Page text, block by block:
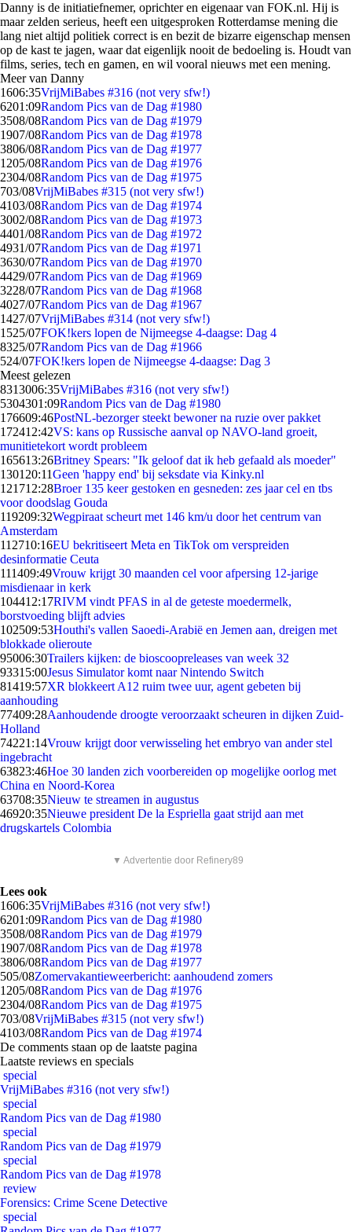
Danny is de initiatiefnemer, oprichter en eigenaar van FOK.nl. Hij is
maar zelden serieus, heeft een uitgesproken Rotterdamse mening die
lang niet altijd politiek correct is en bezit de bizarre eigenschap mensen
op de kast te jagen, waar dat eigenlijk nooit de bedoeling is. Houdt van
films, series, tech en gamen, en wil vooral nieuws met een mening.
Meer van Danny
1606:35VrijMiBabes #316 (not very sfw!)
6201:09Random Pics van de Dag #1980
3508/08Random Pics van de Dag #1979
1907/08Random Pics van de Dag #1978
3806/08Random Pics van de Dag #1977
1205/08Random Pics van de Dag #1976
2304/08Random Pics van de Dag #1975
703/08VrijMiBabes #315 (not very sfw!)
4103/08Random Pics van de Dag #1974
3002/08Random Pics van de Dag #1973
4401/08Random Pics van de Dag #1972
4931/07Random Pics van de Dag #1971
3630/07Random Pics van de Dag #1970
4429/07Random Pics van de Dag #1969
3228/07Random Pics van de Dag #1968
4027/07Random Pics van de Dag #1967
1427/07VrijMiBabes #314 (not very sfw!)
1525/07FOK!kers lopen de Nijmeegse 4-daagse: Dag 4
8325/07Random Pics van de Dag #1966
524/07FOK!kers lopen de Nijmeegse 4-daagse: Dag 3
Meest gelezen
8313006:35VrijMiBabes #316 (not very sfw!)
5304301:09Random Pics van de Dag #1980
176609:46PostNL-bezorger steekt bewoner na ruzie over pakket
172412:42VS: kans op Russische aanval op NAVO-land groeit,
munitietekort wordt probleem
165613:26Britney Spears: "Ik geloof dat ik heb gefaald als moeder"
1301 20:11Geen 'happy end' bij seksdate via Kinky.nl
121712:28Broer 135 keer gestoken en gesneden: zes jaar cel en tbs
voor doodslag Gouda
119209:32Wegpiraat scheurt met 146 km/u door het centrum van
Amsterdam
112710:16EU bekritiseert Meta en TikTok om verspreiden
desinformatie Ceuta
111409:49Vrouw krijgt 30 maanden cel voor afpersing 12-jarige
misdienaar in kerk
104412:17RIVM vindt PFAS in al de geteste moedermelk,
borstvoeding blijft advies
102509:53Houthi's vallen Saoedi-Arabië en Jemen aan, dreigen met
blokkade olieroute
95006:30Trailers kijken: de bioscoopreleases van week 32
93315:00Jesus Simulator komt naar Nintendo Switch
81419:57XR blokkeert A12 ruim twee uur, agent gebeten bij
aanhouding
77409:28Aanhoudende droogte veroorzaakt scheuren in dijken Zuid-
Holland
74221:14Vrouw krijgt door verwisseling het embryo van ander stel
ingebracht
63823:46Hoe 30 landen zich voorbereiden op mogelijke oorlog met
China en Noord-Korea
63708:35Nieuw te streamen in augustus
46920:35Nieuwe president De la Espriella gaat strijd aan met
drugskartels Colombia
▼ Advertentie door Refinery89
Lees ook
1606:35VrijMiBabes #316 (not very sfw!)
6201:09Random Pics van de Dag #1980
3508/08Random Pics van de Dag #1979
1907/08Random Pics van de Dag #1978
3806/08Random Pics van de Dag #1977
505/08Zomervakantieweerbericht: aanhoudend zomers
1205/08Random Pics van de Dag #1976
2304/08Random Pics van de Dag #1975
703/08VrijMiBabes #315 (not very sfw!)
4103/08Random Pics van de Dag #1974
De comments staan op de laatste pagina
Laatste reviews en specials
special
VrijMiBabes #316 (not very sfw!)
special
Random Pics van de Dag #1980
special
Random Pics van de Dag #1979
special
Random Pics van de Dag #1978
review
Forensics: Crime Scene Detective
special